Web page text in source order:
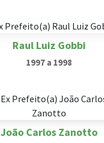
Raul Luiz Gobbi
1997 a 1998
João Carlos Zanotto